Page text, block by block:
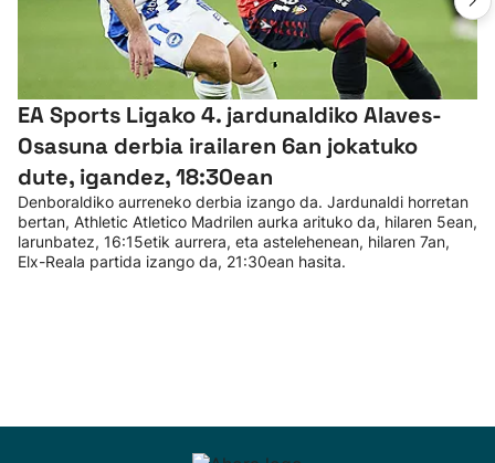
EA Sports Ligako 4. jardunaldiko Alaves-
Osasuna derbia irailaren 6an jokatuko
dute, igandez, 18:30ean
Denboraldiko aurreneko derbia izango da. Jardunaldi horretan
bertan, Athletic Atletico Madrilen aurka arituko da, hilaren 5ean,
larunbatez, 16:15etik aurrera, eta astelehenean, hilaren 7an,
Elx-Reala partida izango da, 21:30ean hasita.